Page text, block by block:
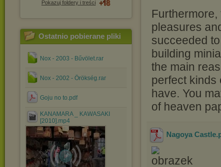
Pokazuj foldery i treści
Ostatnio pobierane pliki
Nox - 2003 - Bűvölet.rar
Nox - 2002 - Örökség.rar
Goju no to.pdf
KANAMARA _ KAWASAKI
[2010].mp4
pleasures
succeeded
building
the main
perfect kinds
have. You
of heaven
Nagoya Castle